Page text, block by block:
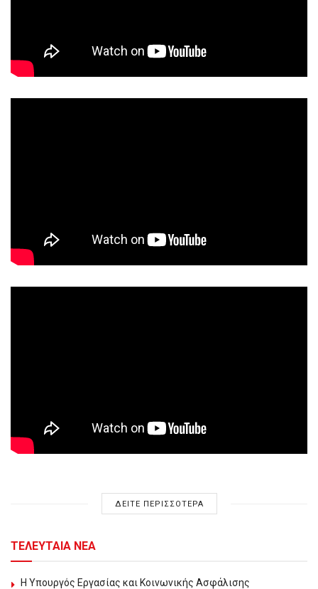
ΔΕΙΤΕ ΠΕΡΙΣΣΟΤΕΡΑ
ΤΕΛΕΥΤΑΙΑ ΝΕΑ
Η Υπουργός Εργασίας και Κοινωνικής Ασφάλισης